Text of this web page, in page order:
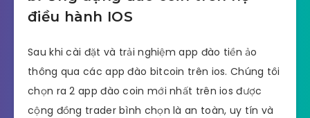
điều hành IOS
Sau khi cài đặt và trải nghiệm app đào tiền ảo
thông qua các app đào bitcoin trên ios. Chúng tôi
chọn ra 2 app đào coin mới nhất trên ios được
cộng đồng trader bình chọn là an toàn, uy tín và